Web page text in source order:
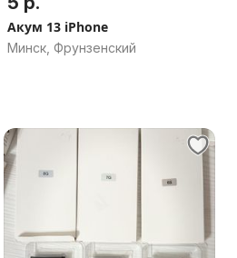
Акум 13 iPhone
Минск, Фрунзенский